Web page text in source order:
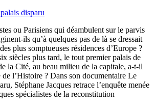
disparu
ou Parisiens qui déambulent sur le parvis
ils qu’à quelques pas de là se dressait
plus somptueuses résidences d’Europe ?
siècles plus tard, le tout premier palais de
la Cité, au beau milieu de la capitale, a-t-il
l’Histoire ? Dans son documentaire Le
Stéphane Jacques retrace l’enquête menée
spécialistes de la reconstitution